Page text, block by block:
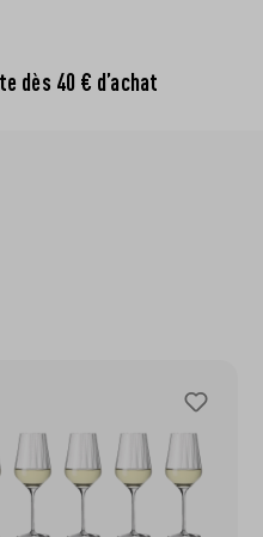
dès 40 € d’achat